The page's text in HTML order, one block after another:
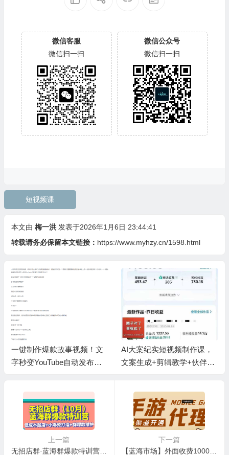
微信客服
微信扫一扫
微信公众号
微信扫一扫
短视频课
本文由 梅一洪 发表于2026年1月6日 23:44:41
转载请务必保留本文链接： https://www.myhzy.cn/1598.html
一键制作爆款故事视频！文
字秒变YouTube自动发布的
AI大案纪实短视频制作课，
文案生成+剪辑教学+伙伴计
上一篇
无招店群·蓝海群爆款特训营(10月新课) 低成本起店+小爆款打造+群爆款维护
下一篇
【蓝海市场】外面收费1000+的手游代理项目 (详细教程)